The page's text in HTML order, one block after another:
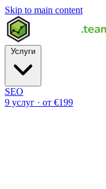
Skip to main content
SEO
9 услуг · от €199